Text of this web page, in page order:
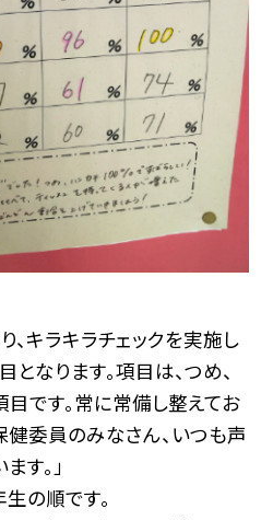
キラキラチェックを実施し
となります。項目は、つめ、
目です。常に常備し整えてお
健委員のみなさん、いつも声
す。」
の順です。